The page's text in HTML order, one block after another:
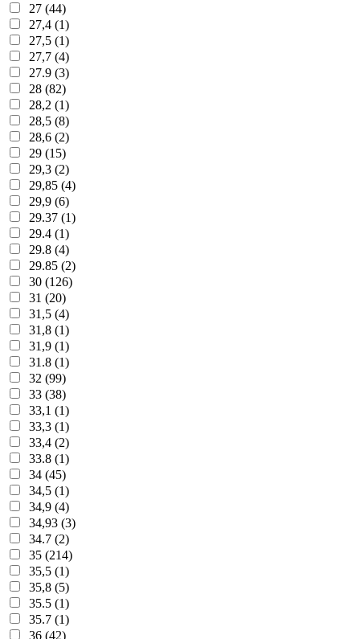
27 (44)
27,4 (1)
27,5 (1)
27,7 (4)
27.9 (3)
28 (82)
28,2 (1)
28,5 (8)
28,6 (2)
29 (15)
29,3 (2)
29,85 (4)
29,9 (6)
29.37 (1)
29.4 (1)
29.8 (4)
29.85 (2)
30 (126)
31 (20)
31,5 (4)
31,8 (1)
31,9 (1)
31.8 (1)
32 (99)
33 (38)
33,1 (1)
33,3 (1)
33,4 (2)
33.8 (1)
34 (45)
34,5 (1)
34,9 (4)
34,93 (3)
34.7 (2)
35 (214)
35,5 (1)
35,8 (5)
35.5 (1)
35.7 (1)
36 (42)